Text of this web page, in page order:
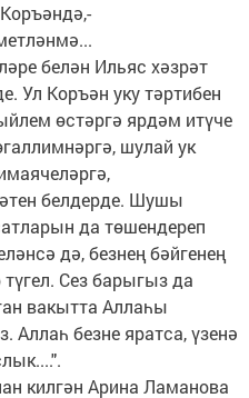
белән Ильяс хәзрәт
Ул Коръән уку тәртибен
өстәргә ярдәм итүче
шулай ук
белдерде. Шушы
да төшендереп
дә, безнең бәйгенең
Сез барыгыз да
вакытта Аллаһы
Аллаһ безне яратса, үзенә
килгән Арина Ламанова